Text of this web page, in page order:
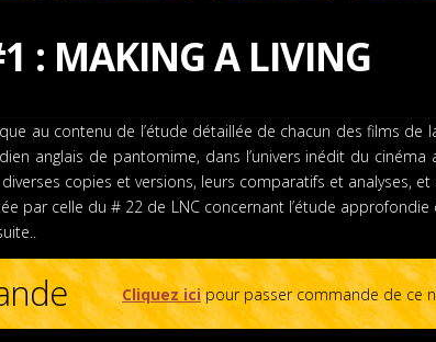
: MAKING A LIVING
au contenu de l’étude détaillée de chacun des films de
anglais de pantomime, dans l’univers inédit du cinéma
copies et versions, leurs comparatifs et analyses, et
par celle du # 22 de LNC concernant l’étude
Cliquez icipour passer commande de ce